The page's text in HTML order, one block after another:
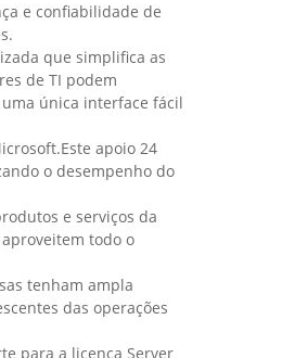
e confiabilidade de
que simplifica as
de TI podem
única interface fácil
apoio 24
o desempenho do
e serviços da
todo o
tenham ampla
das operações
para a licença Server